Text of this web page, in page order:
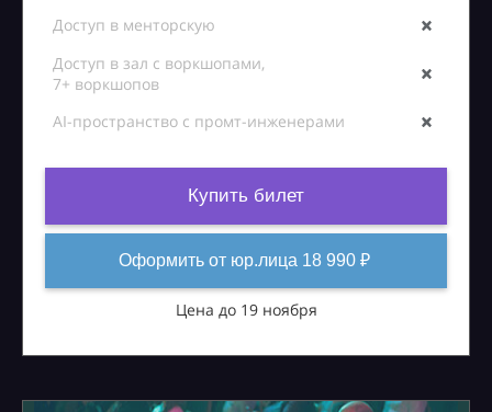
Доступ в менторскую
Доступ в зал с воркшопами,
7+ воркшопов
AI-пространство с промт-инженерами
Купить билет
Оформить от юр.лица 18 990 ₽
Цена до 19 ноября